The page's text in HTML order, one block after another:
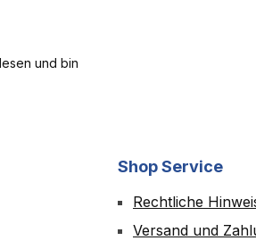
und bin
Shop Service
Rechtliche
Versand und